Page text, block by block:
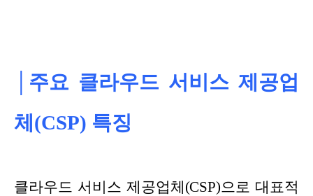
│주요 클라우드 서비스 제공업
체(CSP) 특징
클라우드 서비스 제공업체(CSP)으로 대표적